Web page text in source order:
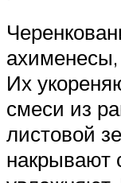
ахименесы,
Их
смеси из
листовой
накрывают